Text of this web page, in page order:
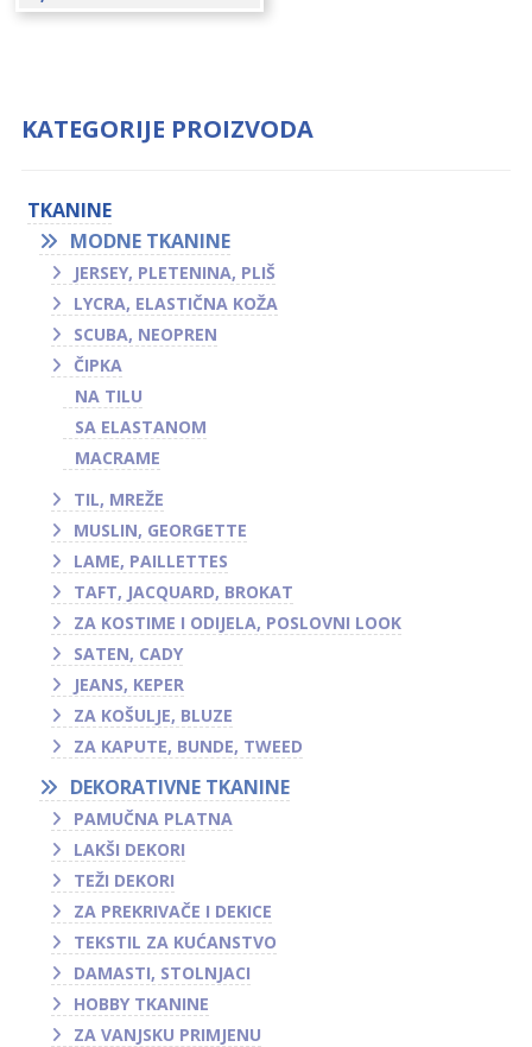
KATEGORIJE PROIZVODA
TKANINE
MODNE TKANINE
JERSEY, PLETENINA, PLIŠ
LYCRA, ELASTIČNA KOŽA
SCUBA, NEOPREN
ČIPKA
NA TILU
SA ELASTANOM
MACRAME
TIL, MREŽE
MUSLIN, GEORGETTE
LAME, PAILLETTES
TAFT, JACQUARD, BROKAT
ZA KOSTIME I ODIJELA, POSLOVNI LOOK
SATEN, CADY
JEANS, KEPER
ZA KOŠULJE, BLUZE
ZA KAPUTE, BUNDE, TWEED
DEKORATIVNE TKANINE
PAMUČNA PLATNA
LAKŠI DEKORI
TEŽI DEKORI
ZA PREKRIVAČE I DEKICE
TEKSTIL ZA KUĆANSTVO
DAMASTI, STOLNJACI
HOBBY TKANINE
ZA VANJSKU PRIMJENU